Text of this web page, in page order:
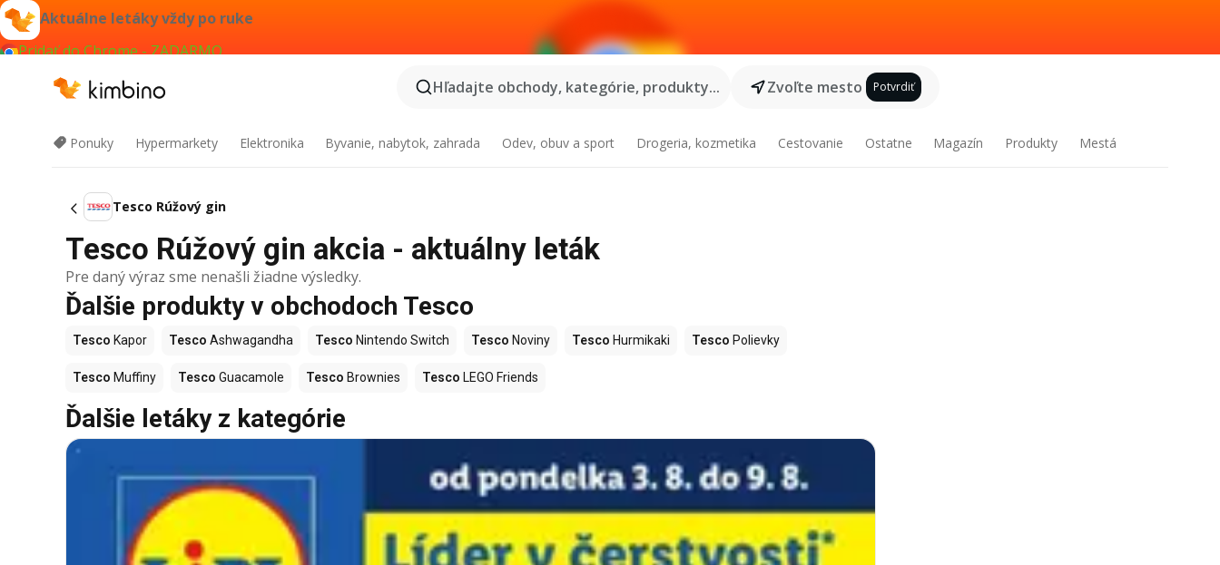
Aktuálne letáky vždy po ruke
Pridať do Chrome - ZADARMO
Hľadajte obchody, kategórie, produkty...
Zvoľte mesto Potvrdiť
Ponuky Hypermarkety Elektronika Byvanie, nabytok, zahrada Odev, obuv a sport Drogeria, kozmetika Cestovanie Ostatne Magazín Produkty Mestá
Tesco Rúžový gin
Tesco Rúžový gin akcia - aktuálny leták
Pre daný výraz sme nenašli žiadne výsledky.
Ďalšie produkty v obchodoch Tesco
Tesco Kapor Tesco Ashwagandha Tesco Nintendo Switch Tesco Noviny Tesco Hurmikaki Tesco Polievky
Tesco Muffiny Tesco Guacamole Tesco Brownies Tesco LEGO Friends
Ďalšie letáky z kategórie